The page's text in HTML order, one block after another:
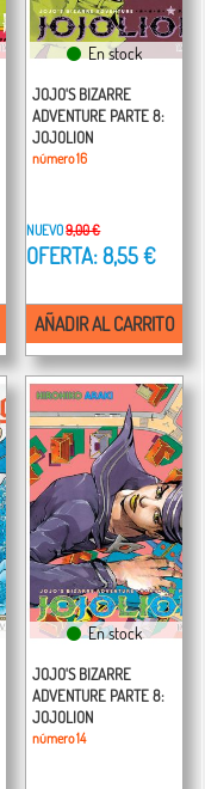
En stock
JOJO'S BIZARRE
ADVENTURE PARTE 8:
JOJOLION
número 16
NUEVO9,00 €
OFERTA: 8,55 €
AÑADIR AL CARRITO
En stock
JOJO'S BIZARRE
ADVENTURE PARTE 8:
JOJOLION
número 14